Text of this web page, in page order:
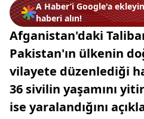
A Haber’i Google'a
haberi alın!
Afganistan'daki
Pakistan'ın ülkenin
vilayete düzenlediği
36 sivilin yaşamını
ise yaralandığını